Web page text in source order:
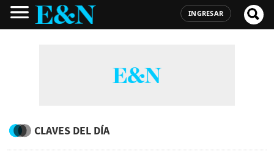
INGRESAR
CLAVES DEL DÍA